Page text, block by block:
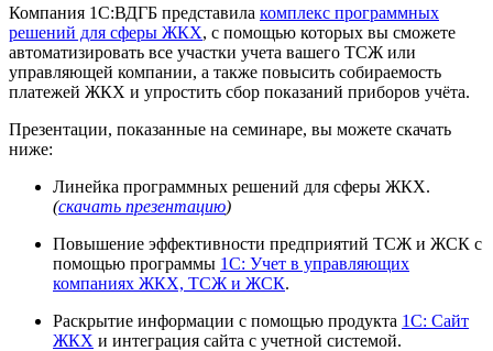
Компания 1С:ВДГБ представила комплекс программных
решений для сферы ЖКХ, с помощью которых вы сможете
автоматизировать все участки учета вашего ТСЖ или
управляющей компании, а также повысить собираемость
платежей ЖКХ и упростить сбор показаний приборов учёта.
Презентации, показанные на семинаре, вы можете скачать
ниже:
Линейка программных решений для сферы ЖКХ.
(скачать презентацию)
Повышение эффективности предприятий ТСЖ и ЖСК с
помощью программы 1С: Учет в управляющих
компаниях ЖКХ, ТСЖ и ЖСК.
Раскрытие информации с помощью продукта 1С: Сайт
ЖКХ и интеграция сайта с учетной системой.